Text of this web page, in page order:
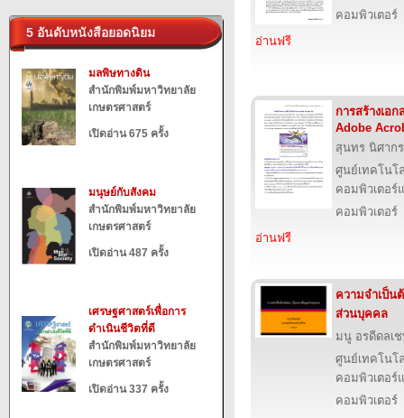
5 อันดับหนังสือยอดนิยม
มลพิษทางดิน
สำนักพิมพ์มหาวิทยาลัย
เกษตรศาสตร์
เปิดอ่าน 675 ครั้ง
มนุษย์กับสังคม
สำนักพิมพ์มหาวิทยาลัย
เกษตรศาสตร์
เปิดอ่าน 487 ครั้ง
เศรษฐศาสตร์เพื่อการ
ดำเนินชีวิตที่ดี
สำนักพิมพ์มหาวิทยาลัย
เกษตรศาสตร์
เปิดอ่าน 337 ครั้ง
คอมพิวเตอร์
อ่านฟรี
การสร้างเอ
Adobe
สุนทร นิศากร
ศูนย์เทคโนโ
คอมพิวเตอร์
คอมพิวเตอร์
อ่านฟรี
ความจำเป็น
ส่วนบุคคล
มนู อรดีดลเ
ศูนย์เทคโนโ
คอมพิวเตอร์
คอมพิวเตอร์